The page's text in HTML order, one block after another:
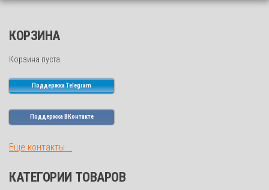
КОРЗИНА
Корзина пуста.
Поддержка Telegram
Поддержка ВКонтакте
Еще контакты...
КАТЕГОРИИ ТОВАРОВ